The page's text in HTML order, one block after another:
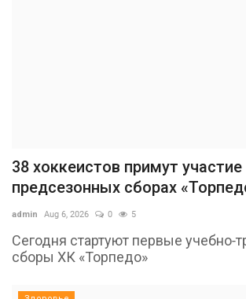
38 хоккеистов примут участие
предсезонных сборах
admin Aug 6, 2026 0 5
Сегодня стартуют первые учебно-
сборы ХК «Торпедо»